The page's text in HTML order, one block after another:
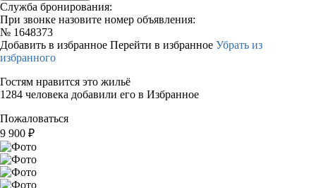
Служба бронирования:
При звонке назовите номер объявления:
№ 1648373
Добавить в избранное Перейти в избранное Убрать из
избранного
Гостям нравится это жильё
1284 человека добавили его в Избранное
Пожаловаться
9 900 ₽